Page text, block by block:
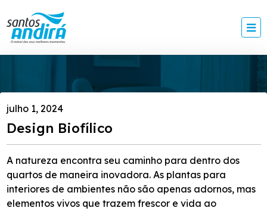
julho 1, 2024
Design Biofílico
A natureza encontra seu caminho para dentro dos
quartos de maneira inovadora. As plantas para
interiores de ambientes não são apenas adornos, mas
elementos vivos que trazem frescor e vida ao